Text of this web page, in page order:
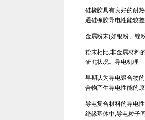
硅橡胶具有良好的耐
通硅橡胶导电性能较
金属粉末(如银粉、镍
粉末相比,非金属材料
研究状况。导电机理
早期认为导电聚合物
合物产生导电性能的
导电复合材料的导电
绝缘基体中,导电粒子